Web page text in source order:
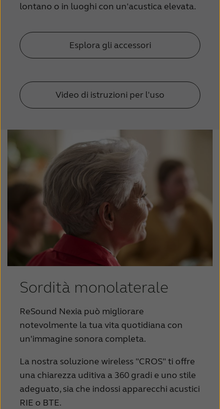
lontano o in luoghi con un'acustica elevata.
Esplora gli accessori
Video di istruzioni per l'uso
Sordità monolaterale
ReSound Nexia può migliorare
notevolmente la tua vita quotidiana con
un'immagine sonora completa.
La nostra soluzione wireless "CROS" ti offre
una chiarezza uditiva a 360 gradi e uno stile
adeguato, sia che indossi apparecchi acustici
RIE o BTE.